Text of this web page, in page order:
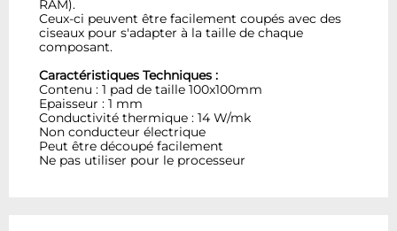
RAM).
Ceux-ci peuvent être facilement coupés avec des
ciseaux pour s'adapter à la taille de chaque
composant.
Caractéristiques Techniques :
Contenu : 1 pad de taille 100x100mm
Epaisseur : 1 mm
Conductivité thermique : 14 W/mk
Non conducteur électrique
Peut être découpé facilement
Ne pas utiliser pour le processeur